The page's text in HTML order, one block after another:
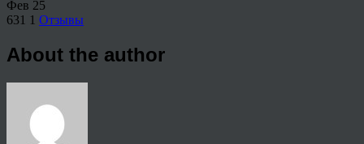
Фев 25
631 1 Отзывы
About the author